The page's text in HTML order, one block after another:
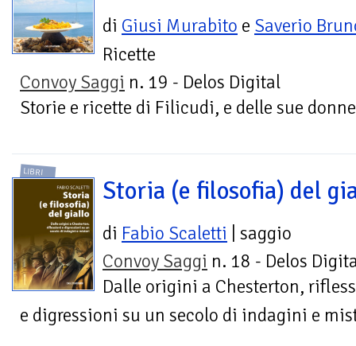
di Giusi Murabito e Saverio
Ricette
Convoy Saggi n. 19 - Delos Digital
Storie e ricette di Filicudi, e delle sue donne
LIBRI
Storia (e filosofia) del
di Fabio Scaletti | saggio
Convoy Saggi n. 18 - Delos
Dalle origini a Chesterton,
e digressioni su un secolo di indagini e